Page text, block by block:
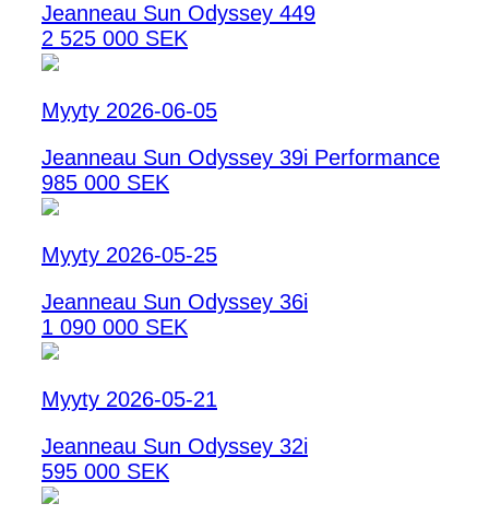
Jeanneau Sun Odyssey 449
2 525 000 SEK
Myyty 2026-06-05
Jeanneau Sun Odyssey 39i Performance
985 000 SEK
Myyty 2026-05-25
Jeanneau Sun Odyssey 36i
1 090 000 SEK
Myyty 2026-05-21
Jeanneau Sun Odyssey 32i
595 000 SEK